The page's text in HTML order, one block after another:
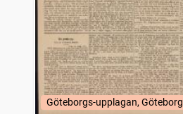
Göteborgs-upplagan, Göteborg